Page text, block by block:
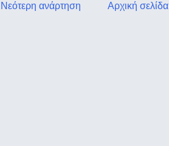
Νεότερη ανάρτηση Αρχική σελίδα